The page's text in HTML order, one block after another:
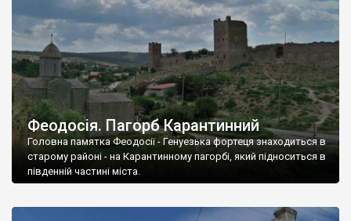
Феодосія. Пагорб Карантинний
Головна памятка Феодосії - Генуезька фортеця знаходиться в
старому районі - на Карантинному пагорбі, який підноситься в
південній частині міста.